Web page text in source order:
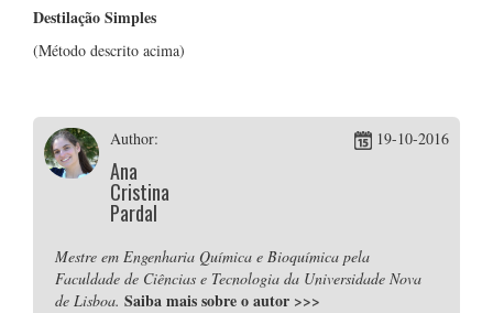
Destilação Simples
(Método descrito acima)
Author:
Ana
Cristina
Pardal
19-10-2016
Mestre em Engenharia Química e Bioquímica pela
Faculdade de Ciências e Tecnologia da Universidade Nova
de Lisboa. Saiba mais sobre o autor >>>